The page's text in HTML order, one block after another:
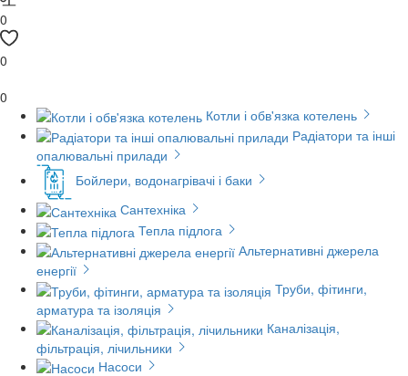
0
0
0
Котли і обв'язка котелень
Радіатори та інші
опалювальні прилади
Бойлери, водонагрівачі і баки
Сантехніка
Тепла підлога
Альтернативні джерела
енергії
Труби, фітинги,
арматура та ізоляція
Каналізація,
фільтрація, лічильники
Насоси